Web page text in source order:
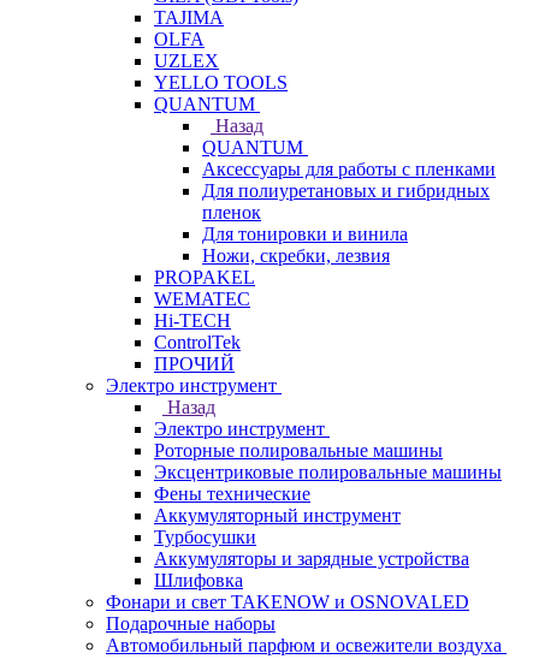
TAJIMA
OLFA
UZLEX
YELLO TOOLS
QUANTUM
Назад
QUANTUM
Аксессуары для работы с пленками
Для полиуретановых и гибридных
пленок
Для тонировки и винила
Ножи, скребки, лезвия
PROPAKEL
WEMATEC
Hi-TECH
ControlTek
ПРОЧИЙ
Электро инструмент
Назад
Электро инструмент
Роторные полировальные машины
Эксцентриковые полировальные машины
Фены технические
Аккумуляторный инструмент
Турбосушки
Аккумуляторы и зарядные устройства
Шлифовка
Фонари и свет TAKENOW и OSNOVALED
Подарочные наборы
Автомобильный парфюм и освежители воздуха